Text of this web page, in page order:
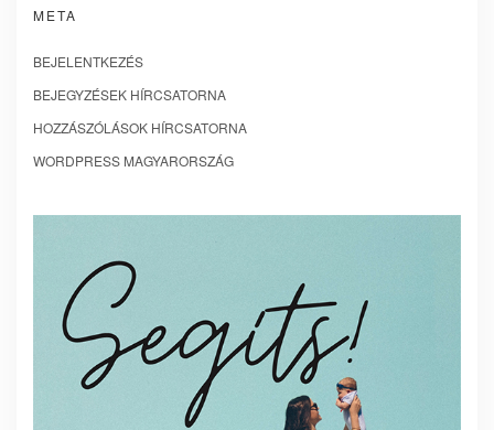
META
BEJELENTKEZÉS
BEJEGYZÉSEK HÍRCSATORNA
HOZZÁSZÓLÁSOK HÍRCSATORNA
WORDPRESS MAGYARORSZÁG